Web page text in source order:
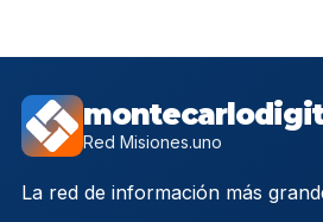
Red Misiones.uno
La red de información más